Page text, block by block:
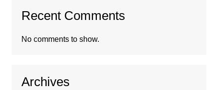
Recent Comments
No comments to show.
Archives